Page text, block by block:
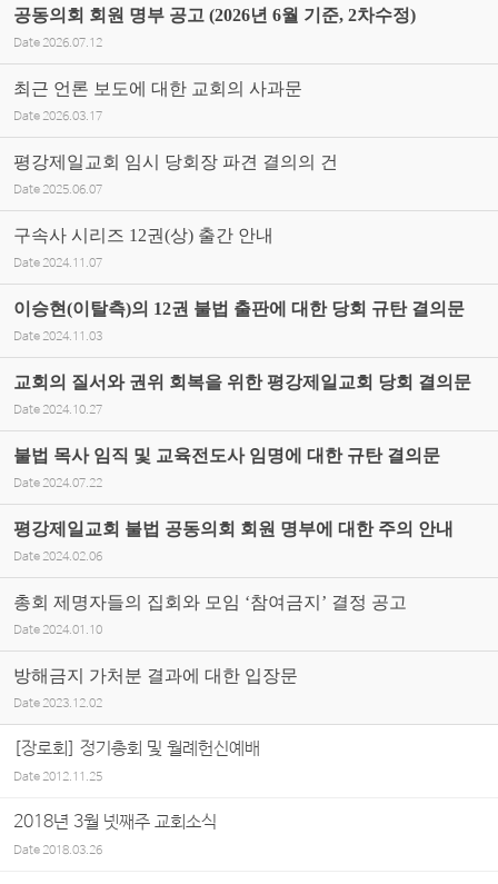
공동의회 회원 명부 공고 (2026년 6월 기준, 2차수정)
Date 2026.07.12
최근 언론 보도에 대한 교회의 사과문
Date 2026.03.17
평강제일교회 임시 당회장 파견 결의의 건
Date 2025.06.07
구속사 시리즈 12권(상) 출간 안내
Date 2024.11.07
이승현(이탈측)의 12권 불법 출판에 대한 당회 규탄 결의문
Date 2024.11.03
교회의 질서와 권위 회복을 위한 평강제일교회 당회 결의문
Date 2024.10.27
불법 목사 임직 및 교육전도사 임명에 대한 규탄 결의문
Date 2024.07.22
평강제일교회 불법 공동의회 회원 명부에 대한 주의 안내
Date 2024.02.06
총회 제명자들의 집회와 모임 ‘참여금지’ 결정 공고
Date 2024.01.10
방해금지 가처분 결과에 대한 입장문
Date 2023.12.02
[장로회] 정기총회 및 월례헌신예배
Date2012.11.25
2018년 3월 넷째주 교회소식
Date2018.03.26